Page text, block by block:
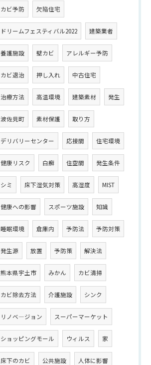
カビ予防 欠陥住宅
ドリームフェスティバル2022 建築業者
養護施設 壁カビ アレルギー予防
カビ退治 押し入れ 中古住宅
治療方法 高温環境 建築素材 発生
波佐見町 素材保護 取り方
デリバリーセンター 応接間 住宅環境
健康リスク 白癬 住空間 発生条件
シミ 床下湿気対策 高湿度 MIST
健康への影響 スポーツ施設 知識
睡眠環境 倉庫内 予防法 予防対策
発生源 放置 予防策 解決法
熊本県宇土市 みかん カビ清掃
カビ除去方法 介護施設 シンク
リノベ―ジョン スーパーマーケット
ショッピングモール ウィルス 家
床下のカビ 公共施設 人体に影響